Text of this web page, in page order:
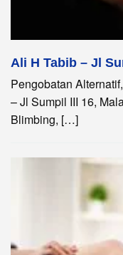
Ali H Tabib – Jl
Pengobatan
– Jl Sumpil III 16,
Blimbing, […]